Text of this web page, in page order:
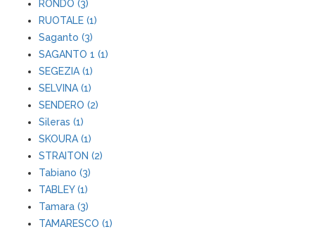
RONDO (3)
RUOTALE (1)
Saganto (3)
SAGANTO 1 (1)
SEGEZIA (1)
SELVINA (1)
SENDERO (2)
Sileras (1)
SKOURA (1)
STRAITON (2)
Tabiano (3)
TABLEY (1)
Tamara (3)
TAMARESCO (1)